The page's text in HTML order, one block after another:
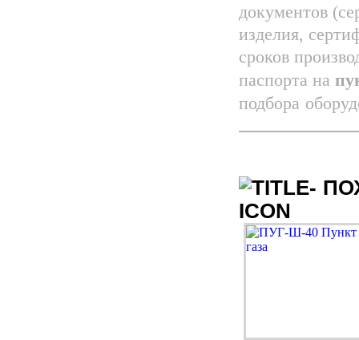
документов
изделия,
сроков
паспорта на
подбора